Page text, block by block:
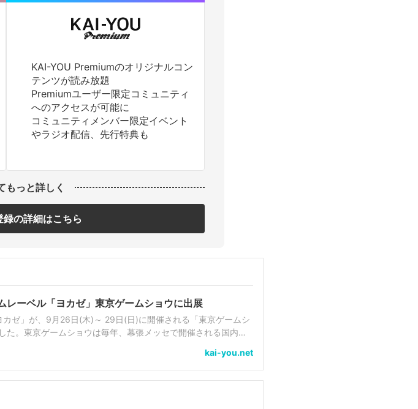
KAI-YOU Premiumのオリジナルコン
テンツが読み放題
Premiumユーザー限定コミュニティ
へのアクセスが可能に
コミュニティメンバー限定イベント
やラジオ配信、先行特典も
もっと詳しく
の詳細はこちら
レーベル「ヨカゼ」東京ゲームショウに出展
ゼ」が、9月26日(木)～ 29日(日)に開催される「東京ゲームシ
た。東京ゲームショウは毎年、幕張メッセで開催される国内最
kai-you.net